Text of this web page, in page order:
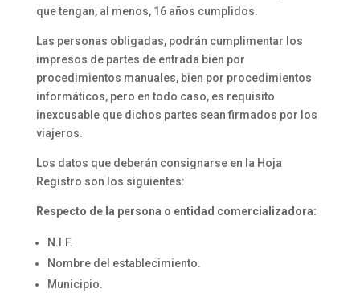
que tengan, al menos, 16 años cumplidos.
Las personas obligadas, podrán cumplimentar los
impresos de partes de entrada bien por
procedimientos manuales, bien por procedimientos
informáticos, pero en todo caso, es requisito
inexcusable que dichos partes sean firmados por los
viajeros.
Los datos que deberán consignarse en la Hoja
Registro son los siguientes:
Respecto de la persona o entidad comercializadora:
N.I.F.
Nombre del establecimiento.
Municipio.